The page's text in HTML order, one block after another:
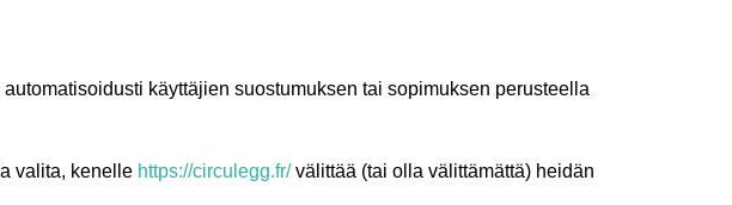
käyttäjien suostumuksen tai sopimuksen perusteella
valita, kenelle https://circulegg.fr/välittää (tai olla välittämättä) heidän